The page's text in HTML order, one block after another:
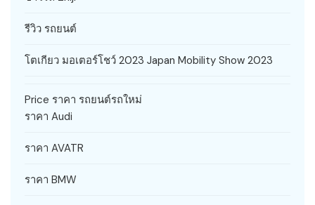
รีวิว รถยนต์
โตเกียว มอเตอร์โชว์ 2023 Japan Mobility Show 2023
Price ราคา รถยนต์รถใหม่
ราคา Audi
ราคา AVATR
ราคา BMW